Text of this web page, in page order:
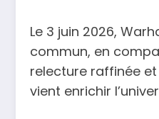
Le 3 juin 2026,
commun, en
relecture raffinée
vient enrichir